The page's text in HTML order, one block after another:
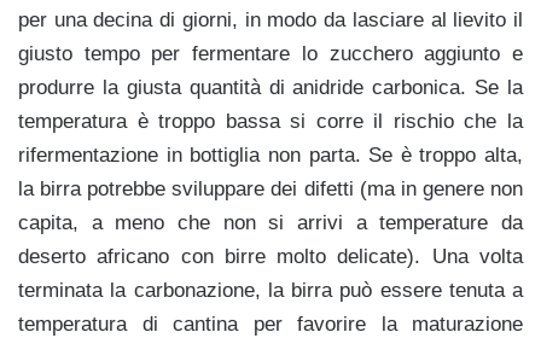
per una decina di giorni, in modo da lasciare al lievito il
giusto tempo per fermentare lo zucchero aggiunto e
produrre la giusta quantità di anidride carbonica. Se la
temperatura è troppo bassa si corre il rischio che la
rifermentazione in bottiglia non parta. Se è troppo alta,
la birra potrebbe sviluppare dei difetti (ma in genere non
capita, a meno che non si arrivi a temperature da
deserto africano con birre molto delicate). Una volta
terminata la carbonazione, la birra può essere tenuta a
temperatura di cantina per favorire la maturazione